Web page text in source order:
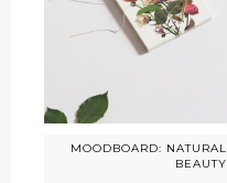
MOODBOARD: NATURAL
BEAUTY